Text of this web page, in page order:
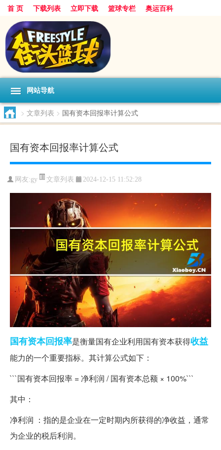
首 页 下载列表 立即下载 篮球专栏 奥运百科
网站导航
> 文章列表 > 国有资本回报率计算公式
国有资本回报率计算公式
网友:gy 文章列表 2024-12-15 11:52:28
国有资本回报率是衡量国有企业利用国有资本获得收益
能力的一个重要指标。其计算公式如下：
```国有资本回报率 = 净利润 / 国有资本总额 × 100%```
其中：
净利润 ：指的是企业在一定时期内所获得的净收益，通常
为企业的税后利润。